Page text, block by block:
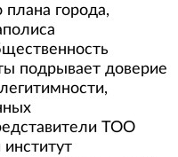
плана города,
подрывает доверие
ТОО